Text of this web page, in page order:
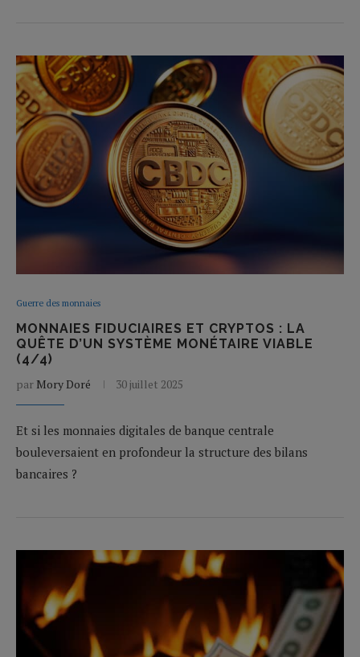
Guerre des monnaies
MONNAIES FIDUCIAIRES ET CRYPTOS : LA
QUÊTE D’UN SYSTÈME MONÉTAIRE VIABLE
(4/4)
par Mory Doré 30 juillet 2025
Et si les monnaies digitales de banque centrale
bouleversaient en profondeur la structure des bilans
bancaires ?